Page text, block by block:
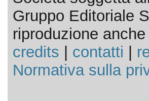
Gruppo Editoriale
riproduzione
credits
contatti
Normativa sulla